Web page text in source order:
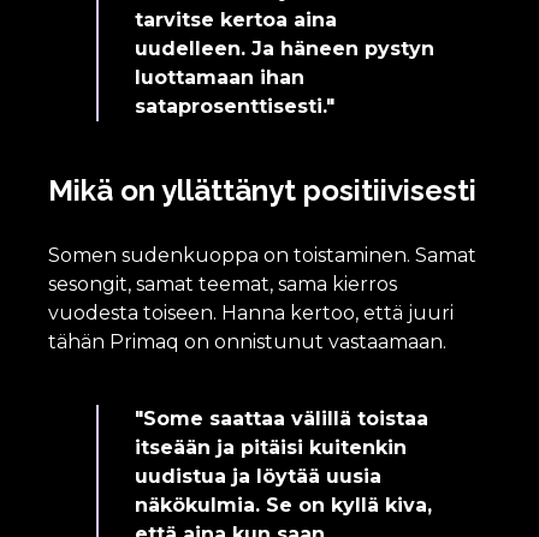
tarvitse kertoa aina
uudelleen. Ja häneen pystyn
luottamaan ihan
sataprosenttisesti."
Mikä on yllättänyt positiivisesti
Somen sudenkuoppa on toistaminen. Samat
sesongit, samat teemat, sama kierros
vuodesta toiseen. Hanna kertoo, että juuri
tähän Primaq on onnistunut vastaamaan.
"Some saattaa välillä toistaa
itseään ja pitäisi kuitenkin
uudistua ja löytää uusia
näkökulmia. Se on kyllä kiva,